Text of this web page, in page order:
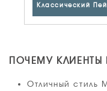
Классический
ПОЧЕМУ КЛИЕНТЫ
Отличный стиль